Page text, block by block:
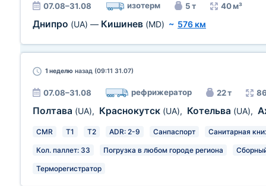
07.08–31.08 изотерм 5 т 40 м³
Днипро (UA) — Кишинев (MD) ~ 576 км
1 неделю назад (09:11 31.07)
07.08–31.08 рефрижератор 22 т
Полтава (UA), Краснокутск (UA), Котельва (UA),
CMR T1 T2 ADR: 2-9 Санпаспорт Санитарная
Кол. паллет: 33 Погрузка в любом городе региона
Терморегистратор